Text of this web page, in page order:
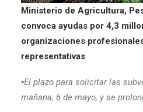
Ministerio de Agricultura,
convoca ayudas por 4,3
organizaciones
representativas
▪El plazo para solicitar las
mañana, 6 de mayo, y se